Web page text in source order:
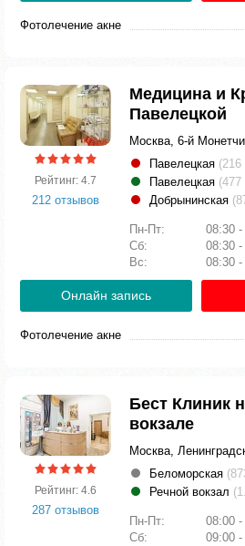
Фотолечение акне
Рейтинг: 4.7
212 отзывов
Медицина и
Павелецкой
Москва, 6-й
Павелецкая
Павелецкая
Добрынинская
Пн-Пт:
08:30
Сб:
08:30
Вс:
08:30
Онлайн запись
Фотолечение акне
Рейтинг: 4.6
287 отзывов
Бест Клиник
вокзале
Москва,
Беломорская
Речной вокзал
Пн-Пт:
08:00
Сб:
09:00